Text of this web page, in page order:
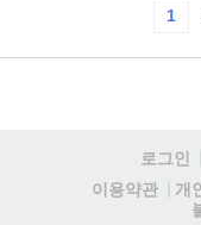
1
로그인
이용약관
개